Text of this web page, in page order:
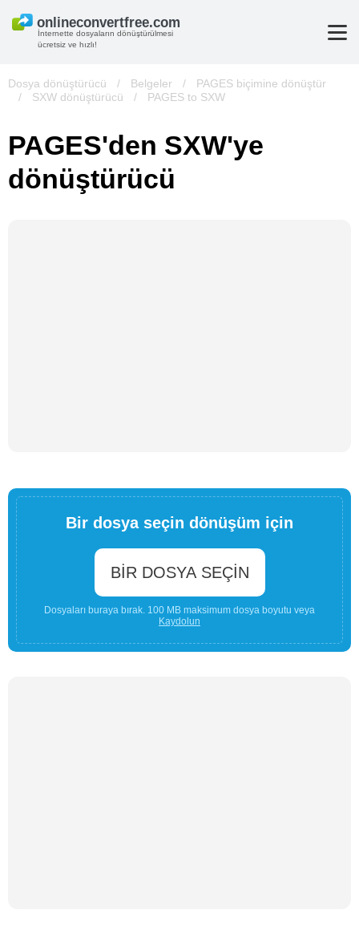
İnternette dosyaların dönüştürülmesi
ücretsiz ve hızlı!
Dosya dönüştürücü / Belgeler /
PAGES biçimine dönüştür
/
SXW dönüştürücü / PAGES to SXW
PAGES'den SXW'ye
dönüştürücü
Bir dosya seçin dönüşüm için
BIR DOSYA SEÇIN
Dosyaları buraya bırak. 100 MB maksimum dosya boyutu veya
Kaydolun